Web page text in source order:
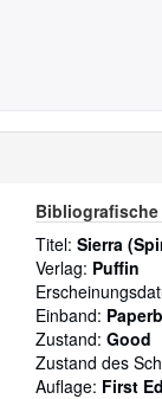
Titel: Sierra
Verlag: Puffin
Einband:
Zustand: Good
Zustand des
Auflage: First